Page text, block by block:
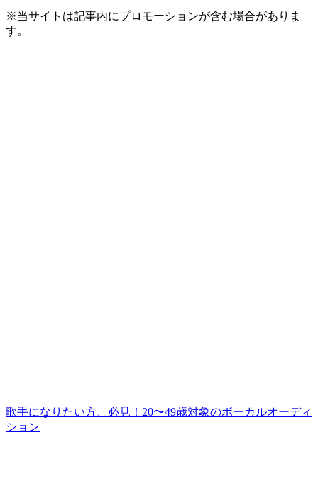
※当サイトは記事内にプロモーションが含む場合がありま
す。
歌手になりたい方、必見！20〜49歳対象のボーカルオーディ
ション